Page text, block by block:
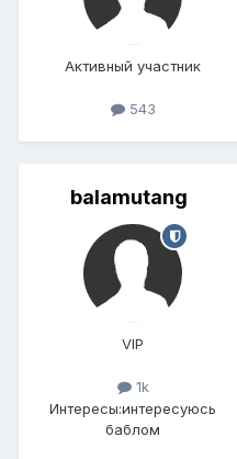
Активный участник
543
balamutang
VIP
1k
Интересы:интересуюсь
баблом